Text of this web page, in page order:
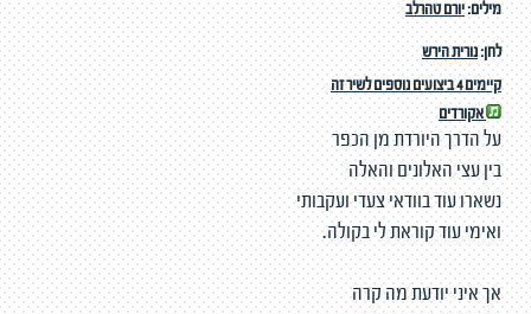
מילים:יורם טהרלב
לחן:נורית הירש
קיימים 4 ביצועים נוספים לשיר זה
אקורדים
על הדרך היורדת מן הכפר
בין עצי האלונים והאלה
נשארו עוד בוודאי צעדי ועקבותי
ואימי עוד קוראת לי בקולה.
אך איני יודעת מה קרה